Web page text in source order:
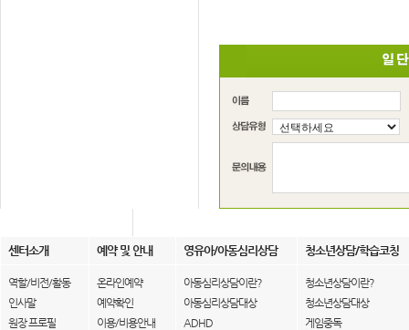
센터소개 예약 및 안내 영유아/아동심리상담 청소년상담/학습코칭
역할/비전/활동
인사말
원장 프로필
온라인예약
예약확인
이용/비용안내
아동심리상담이란?
아동심리상담대상
ADHD
청소년상담이란?
청소년상담대상
게임중독